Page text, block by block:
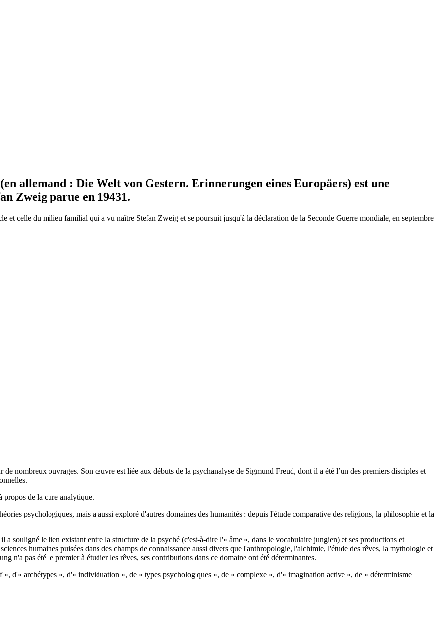
allemand : Die Welt von Gestern. Erinnerungen eines Europäers) est une
Zweig parue en 19431.
et celle du milieu familial qui a vu naître Stefan Zweig et se poursuit jusqu'à la déclaration de la Seconde Guerre mondiale, en septembre
nombreux ouvrages. Son œuvre est liée aux débuts de la psychanalyse de Sigmund Freud, dont il a été l’un des premiers disciples et
propos de la cure analytique.
psychologiques, mais a aussi exploré d'autres domaines des humanités : depuis l'étude comparative des religions, la philosophie et la
souligné le lien existant entre la structure de la psyché (c'est-à-dire l'« âme », dans le vocabulaire jungien) et ses productions et
humaines puisées dans des champs de connaissance aussi divers que l'anthropologie, l'alchimie, l'étude des rêves, la mythologie et
n'a pas été le premier à étudier les rêves, ses contributions dans ce domaine ont été déterminantes.
d'« archétypes », d'« individuation », de « types psychologiques », de « complexe », d'« imagination active », de « déterminisme